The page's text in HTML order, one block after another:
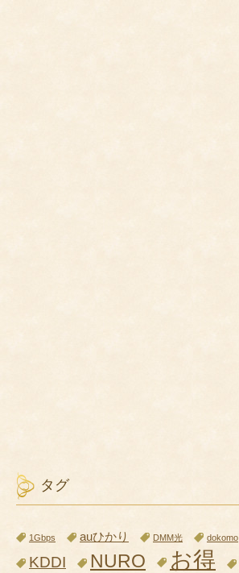
タグ
1Gbps auひかり DMM光 dokomo
KDDI NURO お得